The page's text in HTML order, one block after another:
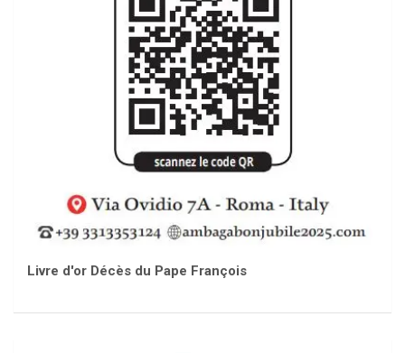
Livre d'or Décès du Pape François